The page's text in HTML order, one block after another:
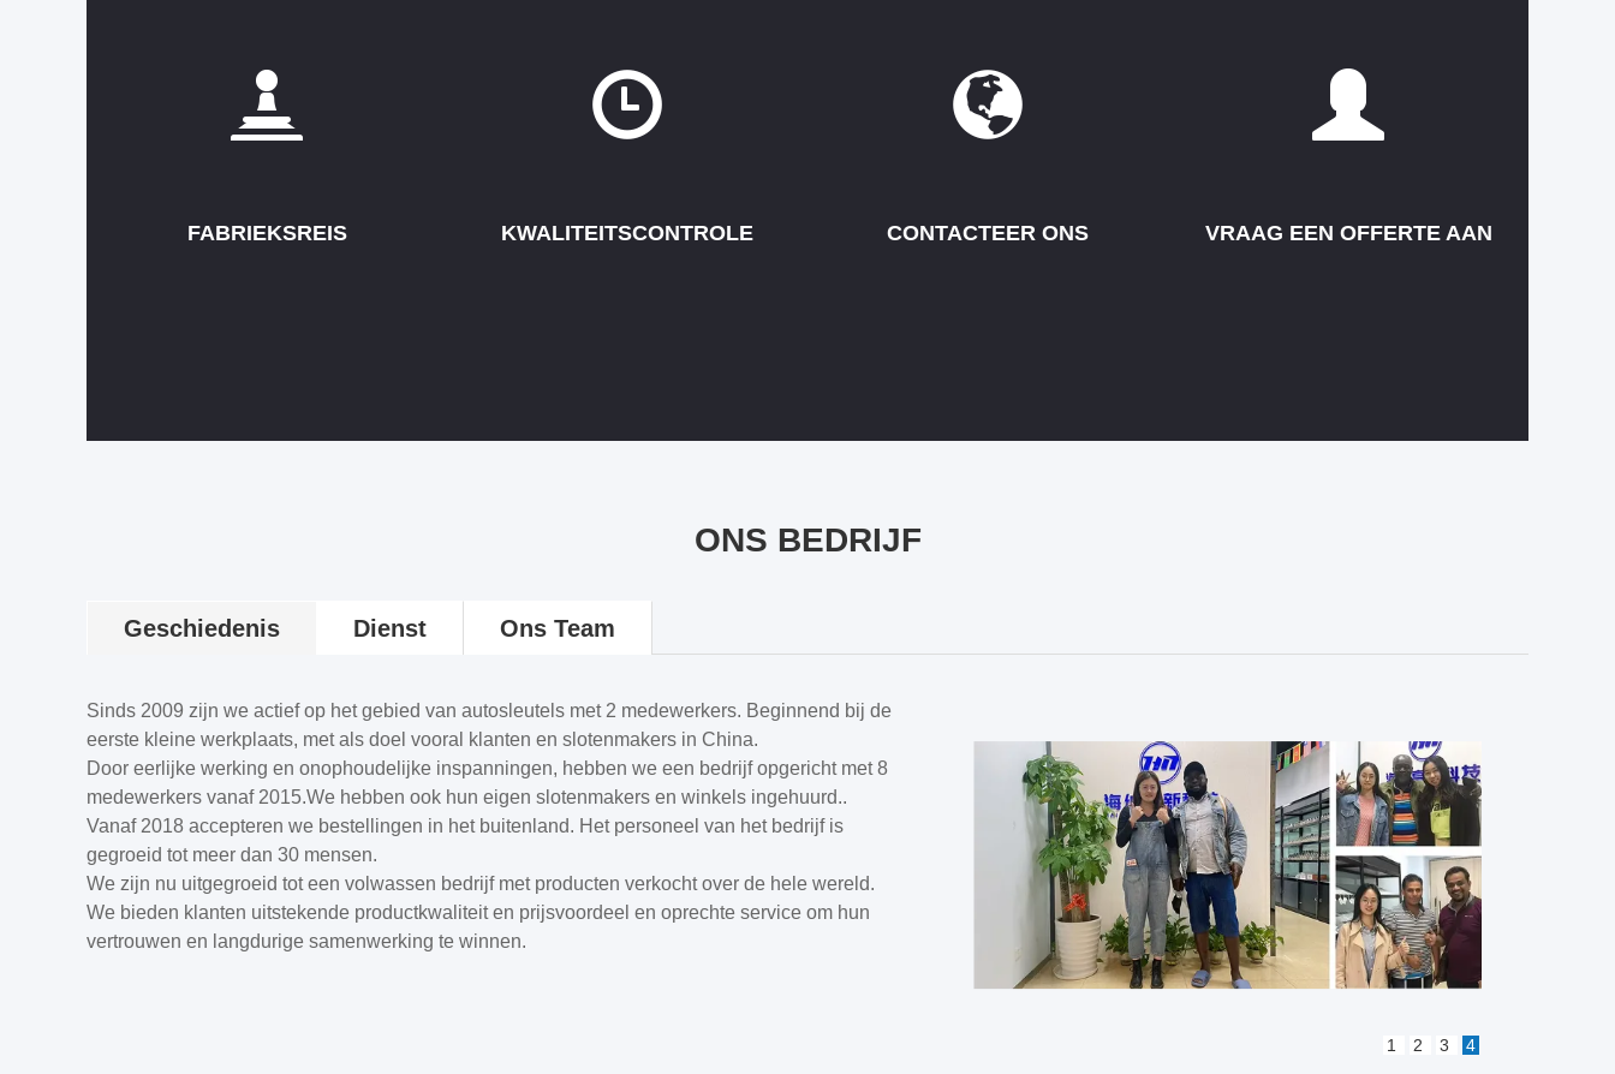
FABRIEKSREIS KWALITEITSCONTROLE CONTACTEER ONS VRAAG EEN OFFERTE AAN
ONS BEDRIJF
Geschiedenis Dienst Ons Team
Sinds 2009 zijn we actief op het gebied van autosleutels met 2 medewerkers. Beginnend bij de
eerste kleine werkplaats, met als doel vooral klanten en slotenmakers in China.
Door eerlijke werking en onophoudelijke inspanningen, hebben we een bedrijf opgericht met 8
medewerkers vanaf 2015.We hebben ook hun eigen slotenmakers en winkels ingehuurd..
Vanaf 2018 accepteren we bestellingen in het buitenland. Het personeel van het bedrijf is
gegroeid tot meer dan 30 mensen.
We zijn nu uitgegroeid tot een volwassen bedrijf met producten verkocht over de hele wereld.
We bieden klanten uitstekende productkwaliteit en prijsvoordeel en oprechte service om hun
vertrouwen en langdurige samenwerking te winnen.
1 2 3 4